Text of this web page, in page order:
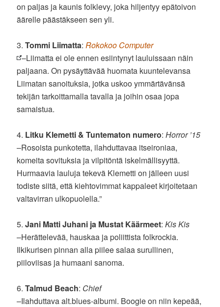
on paljas ja kaunis folklevy, joka hiljentyy epätoivon
äärelle päästäkseen sen yli.
3.Tommi Liimatta: Rokokoo Computer
–Liimatta ei ole ennen esiintynyt lauluissaan näin
paljaana. On pysäyttävää huomata kuuntelevansa
Liimatan sanoituksia, jotka uskoo ymmärtävänsä
tekijän tarkoittamalla tavalla ja joihin osaa jopa
samaistua.
4. Litku Klemetti & Tuntematon numero:Horror ’15
–Rosoista punkotetta, ilahduttavaa itseironiaa,
komeita sovituksia ja vilpitöntä iskelmällisyyttä.
Hurmaavia lauluja tekevä Klemetti on jälleen uusi
todiste siitä, että kiehtovimmat kappaleet kirjoitetaan
valtavirran ulkopuolella.”
5.Jani Matti Juhani ja Mustat Käärmeet: Kis Kis
–Herättelevää, hauskaa ja poliittista folkrockia.
Ilkikurisen pinnan alla piilee salaa surullinen,
piiloviisas ja humaani sanoma.
6.Talmud Beach: Chief
–Ilahduttava alt.blues-albumi. Boogie on niin kepeää,